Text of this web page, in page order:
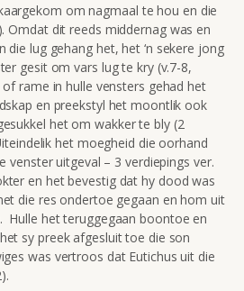
om nagmaal te hou en die
Omdat dit reeds middernag was en
die lug gehang het, het ‘n sekere jong
gesit om vars lug te kry (v.7-8,
rame in hulle vensters gehad het
en preekstyl het moontlik ook
het om wakker te bly (2
het moegheid die oorhand
venster uitgeval – 3 verdiepings ver.
en het bevestig dat hy dood was
die res ondertoe gegaan en hom uit
Hulle het teruggegaan boontoe en
sy preek afgesluit toe die son
was vertroos dat Eutichus uit die